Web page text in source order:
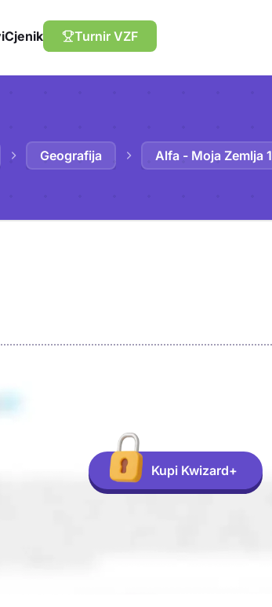
Cjenik Turnir VZF
Geografija Alfa - Moja Zemlja 1
Kupi Kwizard+